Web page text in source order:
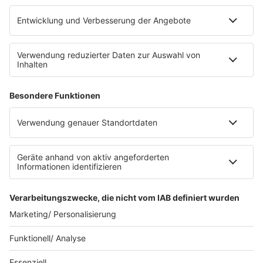
E-Bikes über eine Photovoltaikanlage auf dem …
Impressum
Datenschutzerklärung
Datenschutzeinstellungen
Radioplayer